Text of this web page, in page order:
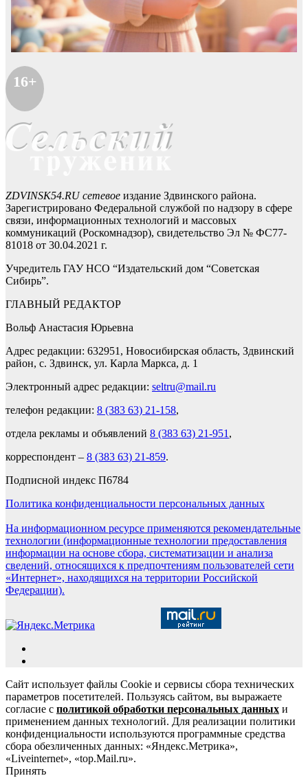
16+
ZDVINSK54.RU сетевое издание Здвинского района.
Зарегистрировано Федеральной службой по надзору в сфере
связи, информационных технологий и массовых
коммуникаций (Роскомнадзор), свидетельство Эл № ФС77-
81018 от 30.04.2021 г.
Учредитель ГАУ НСО “Издательский дом “Советская
Сибирь”.
ГЛАВНЫЙ РЕДАКТОР
Вольф Анастасия Юрьевна
Адрес редакции: 632951, Новосибирская область, Здвинский
район, с. Здвинск, ул. Карла Маркса, д. 1
Электронный адрес редакции: seltru@mail.ru
телефон редакции: 8 (383 63) 21-158,
отдела рекламы и объявлений 8 (383 63) 21-951 ,
корреспондент – 8 (383 63) 21-859.
Подписной индекс П6784
Политика конфиденциальности персональных данных
На информационном ресурсе применяются рекомендательные
технологии (информационные технологии предоставления
информации на основе сбора, систематизации и анализа
сведений, относящихся к предпочтениям пользователей сети
«Интернет», находящихся на территории Российской
Федерации).
Сайт использует файлы Cookie и сервисы сбора технических
параметров посетителей. Пользуясь сайтом, вы выражаете
согласие с политикой обработки персональных данных и
применением данных технологий. Для реализации политики
конфиденциальности используются программные средства
сбора обезличенных данных: «Яндекс.Метрика»,
«Liveinternet», «top.Mail.ru».
Принять